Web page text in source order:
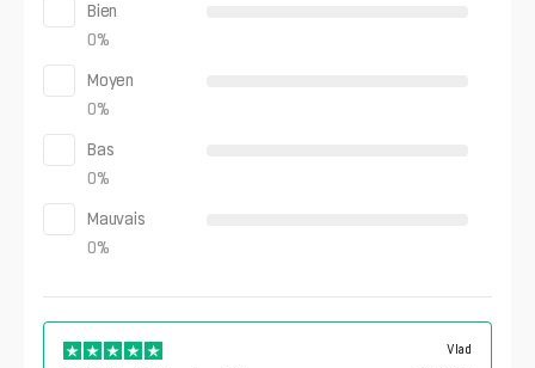
Bien
0%
Moyen
0%
Bas
0%
Mauvais
0%
Vlad